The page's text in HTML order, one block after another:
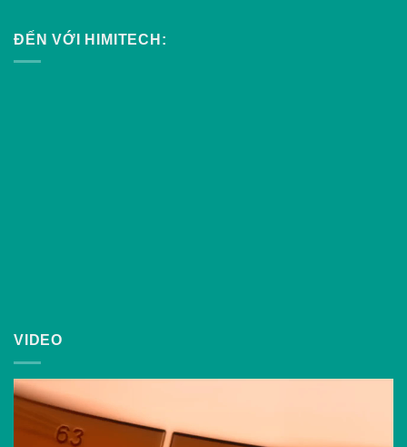
ĐẾN VỚI HIMITECH:
VIDEO